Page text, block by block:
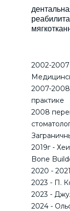
2002-2007
2007-
практике
2008
2019г -
Bone
2020 -
2023 - П.
2023 -
2024 -